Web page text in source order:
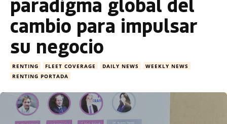
cambio para impulsar
su negocio
RENTING FLEET COVERAGE DAILY NEWS
WEEKLY NEWS
RENTING PORTADA